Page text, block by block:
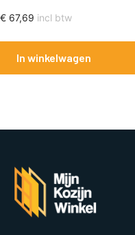
€ 67,69 incl btw
In winkelwagen